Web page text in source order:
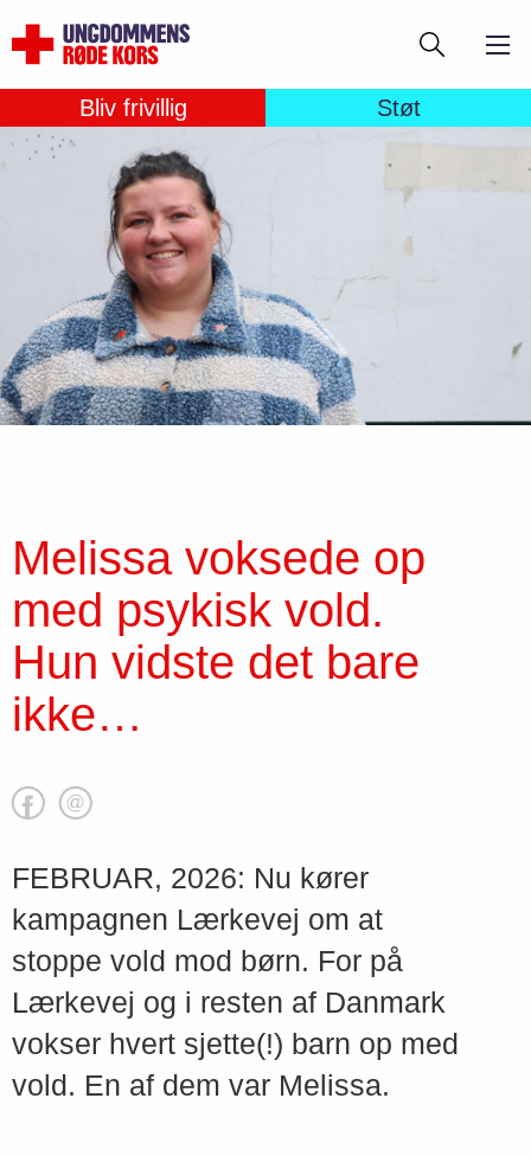
til
hovedindhold
Søg
Bliv frivillig Støt
Melissa voksede op
med psykisk vold.
Hun vidste det bare
ikke…
FEBRUAR, 2026: Nu kører
kampagnen Lærkevej om at
stoppe vold mod børn. For på
Lærkevej og i resten af Danmark
vokser hvert sjette(!) barn op med
vold. En af dem var Melissa.